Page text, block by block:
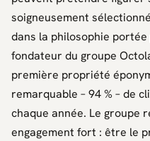
soigneusement
dans la philosophie portée
fondateur du groupe
première propriété
remarquable – 94 % – de
chaque année. Le groupe
engagement fort : être le